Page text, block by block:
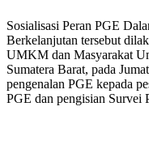
Sosialisasi Peran PGE
Berkelanjutan tersebut
UMKM dan Masyarakat
Sumatera Barat, pada
pengenalan PGE kepada
PGE dan pengisian Survei